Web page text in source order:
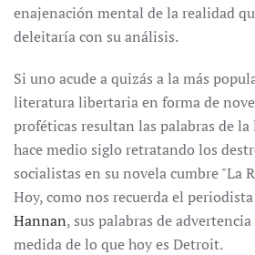
enajenación mental de la realidad
deleitaría con su análisis.
Si uno acude a quizás a la más
literatura libertaria en forma de
proféticas resultan las palabras de
hace medio siglo retratando los
socialistas en su novela cumbre "La
Hoy, como nos recuerda el
Hannan, sus palabras de
medida de lo que hoy es Detroit.